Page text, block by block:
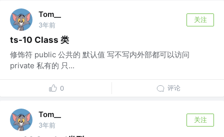
Tom__
3年前
关注
ts-10 Class 类
修饰符 public 公共的 默认值 写不写内外部都可以访问
private 私有的 只...
0 评论
Tom__
3年前
关注